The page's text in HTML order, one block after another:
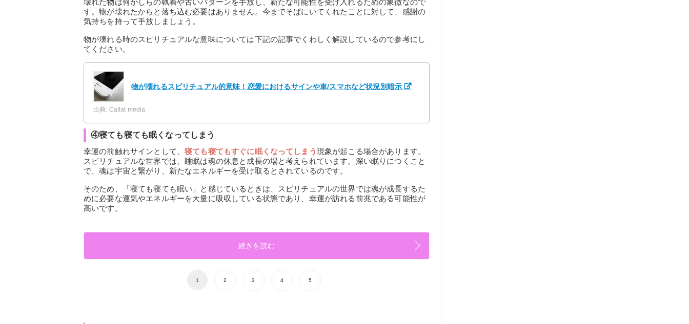
す。物が壊れたからと落ち込む必要はありません。今までそばにいてくれたことに対して、感謝の
気持ちを持って手放しましょう。
物が壊れる時のスピリチュアルな意味については下記の記事でくわしく解説しているので参考にし
てください。
物が壊れるスピリチュアル的意味！恋愛におけるサインや車/スマホなど状況別暗示
出典: Callat media
④寝ても寝ても眠くなってしまう
幸運の前触れサインとして、寝ても寝てもすぐに眠くなってしまう現象が起こる場合があります。
スピリチュアルな世界では、睡眠は魂の休息と成長の場と考えられています。深い眠りにつくこと
で、魂は宇宙と繋がり、新たなエネルギーを受け取るとされているのです。
そのため、「寝ても寝ても眠い」と感じているときは、スピリチュアルの世界では魂が成長するた
めに必要な運気やエネルギーを大量に吸収している状態であり、幸運が訪れる前兆である可能性が
高いです。
続きを読む
1 2 3 4 5